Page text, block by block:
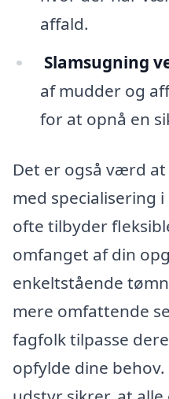
affald.
Slamsugning
af mudder og
for at opnå en
Det er også værd
med specialisering
ofte tilbyder
omfanget af din
enkeltstående
mere omfattende
fagfolk tilpasse
opfylde dine